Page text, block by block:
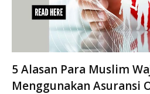
5 Alasan Para Muslim
Menggunakan Asuransi